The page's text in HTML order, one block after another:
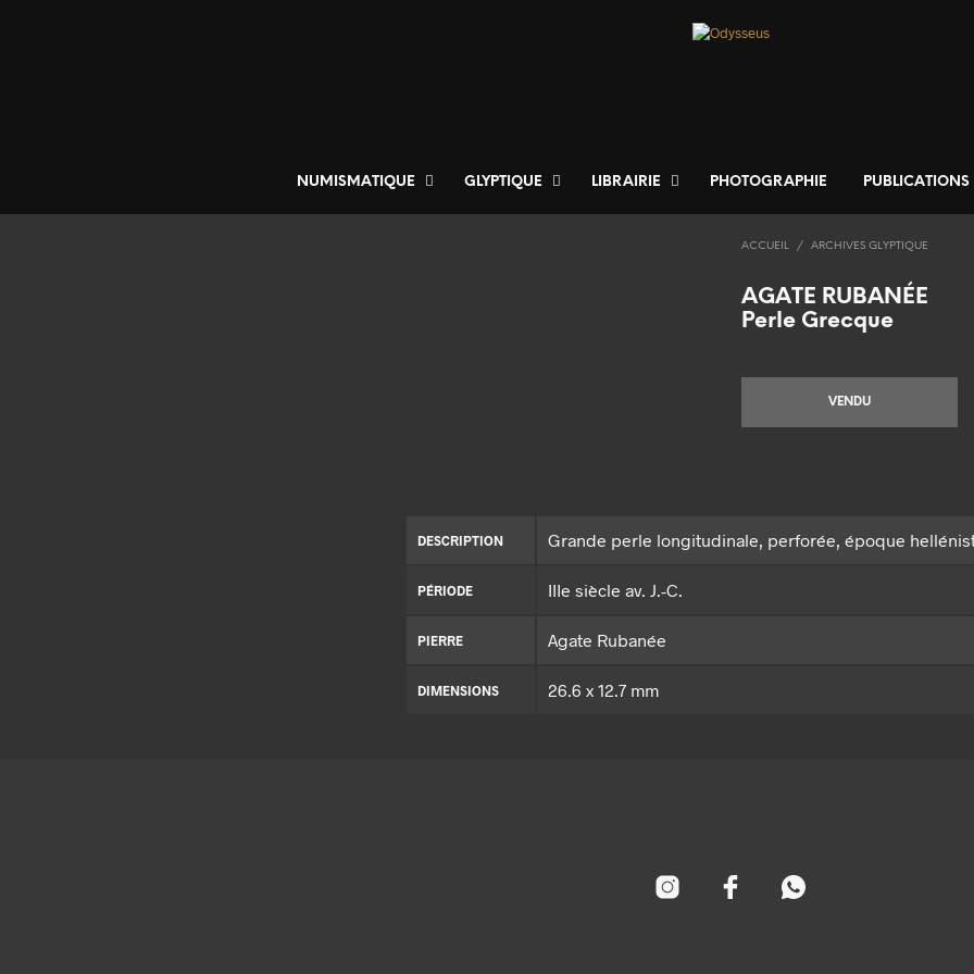
NUMISMATIQUE GLYPTIQUE LIBRAIRIE PHOTOGRAPHIE PUBLICATIONS
ACCUEIL / ARCHIVES GLYPTIQUE
AGATE RUBANÉE
Perle Grecque
VENDU
DESCRIPTION Grande perle longitudinale, perforée, époque
PÉRIODE IIIe siècle av. J.-C.
PIERRE Agate Rubanée
DIMENSIONS 26.6 x 12.7 mm